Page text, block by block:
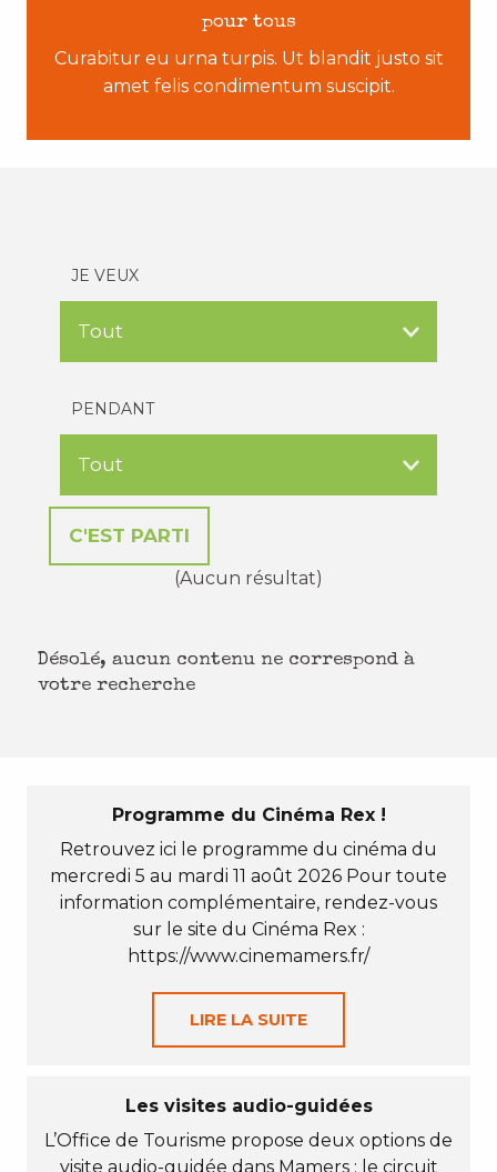
pour tous
Curabitur eu urna turpis. Ut blandit justo sit
amet felis condimentum suscipit.
JE VEUX
PENDANT
(Aucun résultat)
Désolé, aucun contenu ne correspond à
votre recherche
Programme du Cinéma Rex !
Retrouvez ici le programme du cinéma du
mercredi 5 au mardi 11 août 2026 Pour toute
information complémentaire, rendez-vous
sur le site du Cinéma Rex :
https://www.cinemamers.fr/
LIRE LA SUITE
Les visites audio-guidées
L’Office de Tourisme propose deux options de
visite audio-guidée dans Mamers : le circuit